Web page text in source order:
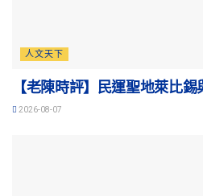
人文天下
【老陳時評】民運聖地萊比
2026-08-07